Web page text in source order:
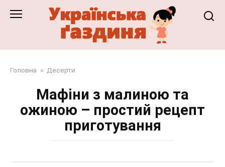
Головна » Десерти
Мафіни з малиною та
ожиною – простий рецепт
приготування